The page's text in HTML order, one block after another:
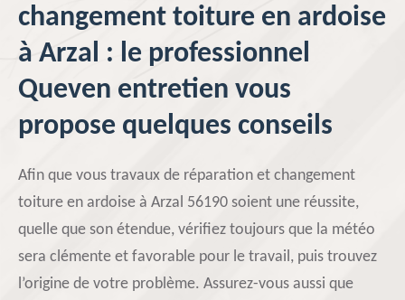
changement toiture en ardoise
à Arzal : le professionnel
Queven entretien vous
propose quelques conseils
Afin que vous travaux de réparation et changement
toiture en ardoise à Arzal 56190 soient une réussite,
quelle que son étendue, vérifiez toujours que la météo
sera clémente et favorable pour le travail, puis trouvez
l’origine de votre problème. Assurez-vous aussi que